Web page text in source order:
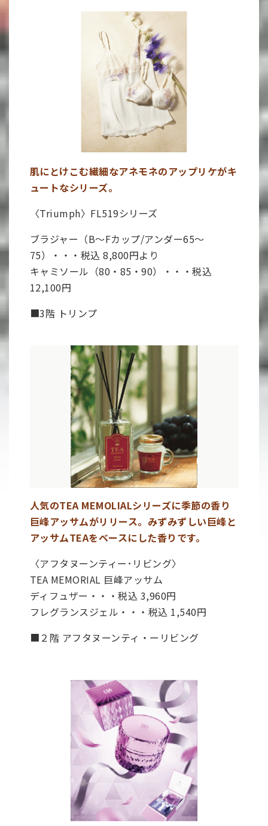
肌にとけこむ繊細なアネモネのアップリケがキ
ュートなシリーズ。
〈Triumph〉FL519シリーズ
ブラジャー（B～Fカップ/アンダー65～
75）・・・税込 8,800円より
キャミソール（80・85・90）・・・税込
12,100円
■3階 トリンプ
人気のTEA MEMOLIALシリーズに季節の香り
巨峰アッサムがリリース。みずみずしい巨峰と
アッサムTEAをベースにした香りです。
〈アフタヌーンティー･リビング〉
TEA MEMORIAL 巨峰アッサム
ディフュザー・・・税込 3,960円
フレグランスジェル・・・税込 1,540円
■２階 アフタヌーンティ・ーリビング